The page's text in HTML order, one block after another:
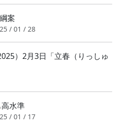
案
/ 01 / 28
）2月3日「立春（りっしゅ
水準
/ 01 / 17